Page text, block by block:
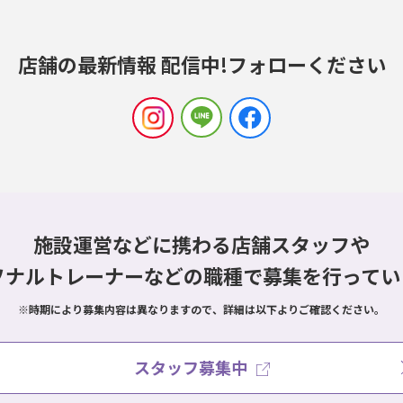
店舗の最新情報 配信中!フォローください
施設運営などに携わる店舗スタッフや
ルトレーナーなどの職種で募集を行って
※時期により募集内容は異なりますので、詳細は以下よりご確認ください。
スタッフ募集中